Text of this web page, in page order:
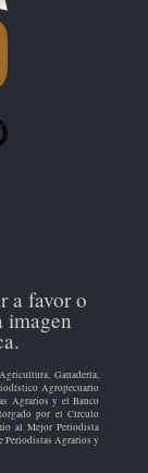
a favor o
imagen
Ganadería,
Agropecuario
Agrarios y el Banco
por el Círculo
al Mejor Periodista
Periodistas Agrarios y